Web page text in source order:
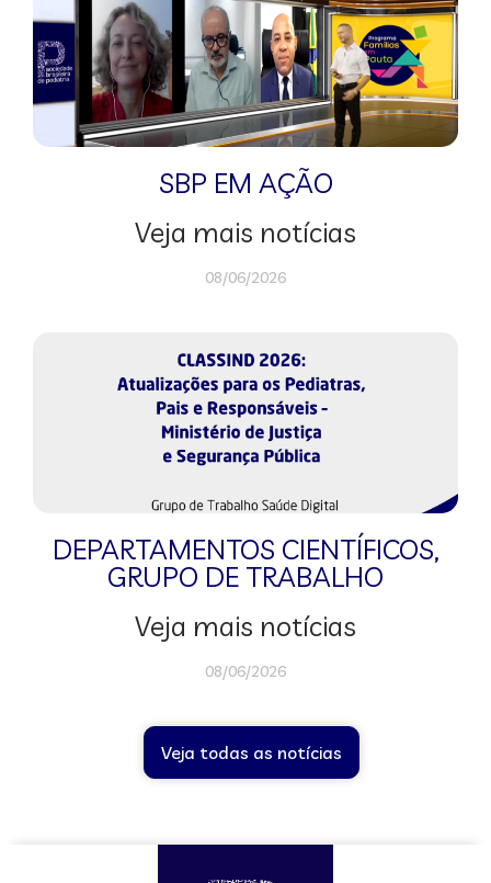
SBP EM AÇÃO
Veja mais notícias
08/06/2026
DEPARTAMENTOS CIENTÍFICOS,
GRUPO DE TRABALHO
Veja mais notícias
08/06/2026
Veja todas as notícias